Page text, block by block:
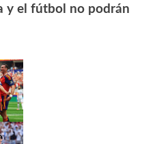
y el fútbol no podrán